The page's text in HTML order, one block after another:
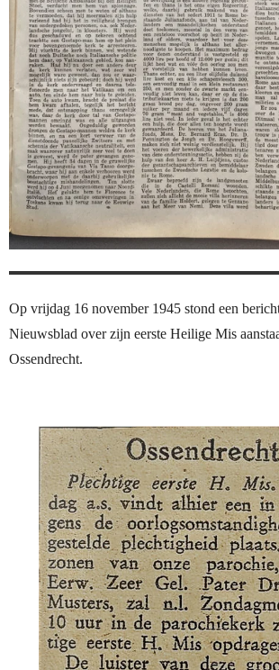
Op vrijdag 16 november 1945 stond een
Nieuwsblad over zijn eerste Heilige Mis
Ossendrecht.